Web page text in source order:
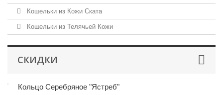
Кошельки из Кожи Ската
Кошельки из Телячьей Кожи
СКИДКИ
Кольцо Серебряное "Ястреб"